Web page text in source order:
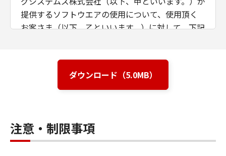
提供するソフトウエアの使用について、使用頂く
お客さま（以下、乙といいます。）に対して、下記
第1条（定義）
（以下、本ソフトウエア商品といいます。）
とは、本媒体または提供された圧縮ファイル
ダウンロード（5.0MB）
注意・制限事項